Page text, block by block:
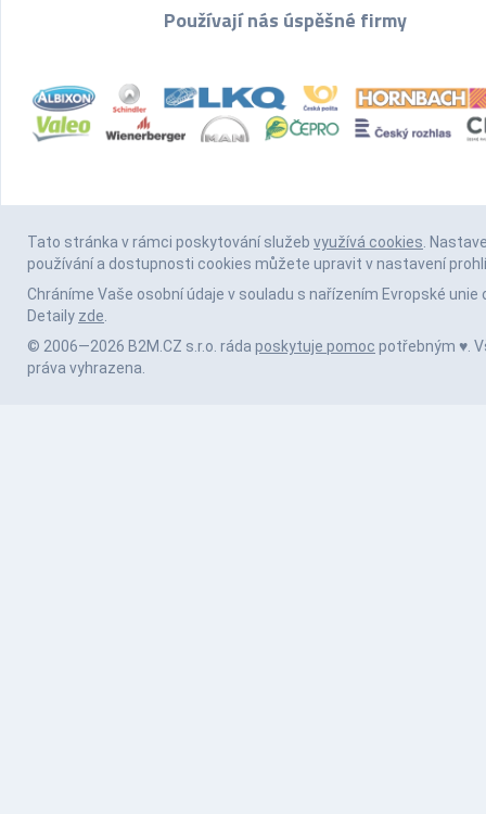
Používají nás úspěšné firmy
Tato stránka v rámci poskytování služeb využívá cookies.
používání a dostupnosti cookies můžete upravit v nastavení
Chráníme Vaše osobní údaje v souladu s nařízením Evropské unie
Detaily zde.
© 2006—2026 B2M.CZ s.r.o. ráda poskytuje pomoc potřebným ♥️.
práva vyhrazena.